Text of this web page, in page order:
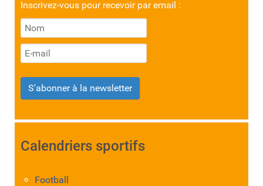
Inscrivez-vous pour recevoir par email :
S'abonner à la newsletter
Calendriers sportifs
Football